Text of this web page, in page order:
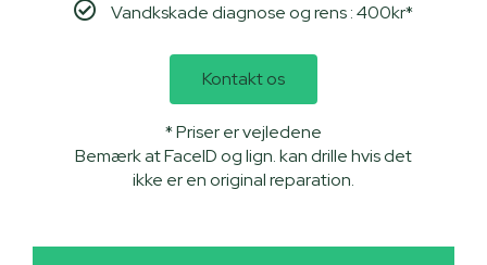
Vandkskade diagnose og rens : 400kr*
Kontakt os
* Priser er vejledene
Bemærk at FaceID og lign. kan drille hvis det
ikke er en original reparation.